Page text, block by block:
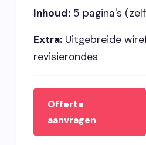
Inhoud: 5 pagina's
Extra: Uitgebreide
revisierondes
Offerte
aanvragen